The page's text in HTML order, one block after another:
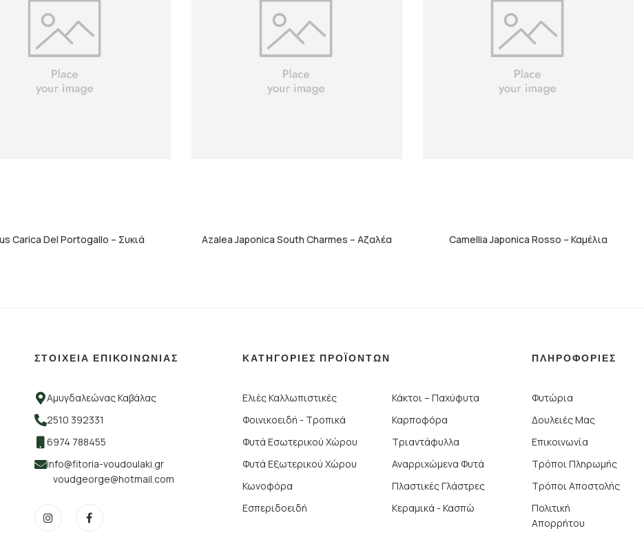
Carica Del Portogallo – Συκιά Azalea Japonica South Charmes – Αζαλέα Camellia Japonica Rosso – Καμέλια
ΣΤΟΙΧΕΙΑ ΕΠΙΚΟΙΝΩΝΙΑΣ
Αμυγδαλεώνας Καβάλας
2510 392331
6974 788455
info@fitoria-voudoulaki.gr
voudgeorge@hotmail.com
ΚΑΤΗΓΟΡΙΕΣ ΠΡΟΪΟΝΤΩΝ
Ελιές Καλλωπιστικές
Φοινικοειδή - Τροπικά
Φυτά Εσωτερικού Χώρου
Φυτά Εξωτερικού Χώρου
Κωνοφόρα
Εσπεριδοειδή
Κάκτοι – Παχύφυτα
Καρποφόρα
Τριαντάφυλλα
Αναρριχώμενα Φυτά
Πλαστικές Γλάστρες
Κεραμικά - Κασπώ
ΠΛΗΡΟΦΟΡΙΕΣ
Φυτώρια
Δουλειές Μας
Επικοινωνία
Τρόποι Πληρωμής
Τρόποι Αποστολής
Πολιτική
Απορρήτου